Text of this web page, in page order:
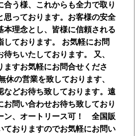
合う様、これからも全力で取り
思っております。お客様の安全
本理念とし、皆様に信頼される
しております。 お気軽にお問
ちいたしております。 又、
ますお気軽にお問合せくださ
休の営業を致しております、
などお待ち致しております。遠
お問い合わせお待ち致しており
ン、オートリース可！ 全国販
ておりますのでお気軽にお問い